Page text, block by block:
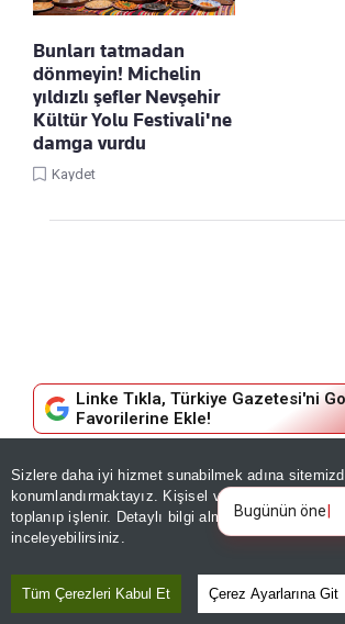
Sizlere daha iyi hizmet sunabilmek adına
konumlandırmaktayız. Kişisel verileriniz, KVKK
toplanıp işlenir. Detaylı bilgi almak için
inceleyebilirsiniz.
Tüm Çerezleri Kabul Et Çerez Ayarlarına Git
Bunları tatmadan
dönmeyin! Michelin
yıldızlı şefler Nevşehir
Kültür Yolu Festivali'ne
damga vurdu
Kaydet
Linke Tıkla, Türkiye Gazetesi'ni
Favorilerine Ekle!
GÜNDEM
5 ilde hissedildi!
depremi sonrası
Osman Bektaş tehlikenin
Bugünün öne
ve gelişmeleri